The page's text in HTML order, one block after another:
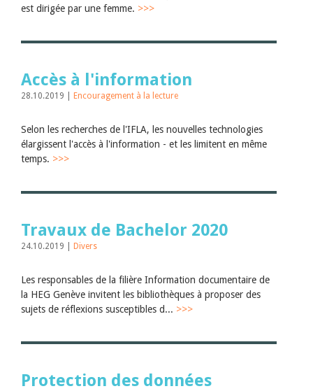
est dirigée par une femme. >>>
Accès à l'information
28.10.2019 | Encouragement à la lecture
Selon les recherches de l'IFLA, les nouvelles technologies
élargissent l'accès à l'information - et les limitent en même
temps. >>>
Travaux de Bachelor 2020
24.10.2019 | Divers
Les responsables de la filière Information documentaire de
la HEG Genève invitent les bibliothèques à proposer des
sujets de réflexions susceptibles d... >>>
Protection des données